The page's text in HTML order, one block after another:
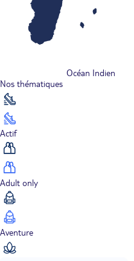
Océan Indien
Nos thématiques
Actif
Adult only
Aventure